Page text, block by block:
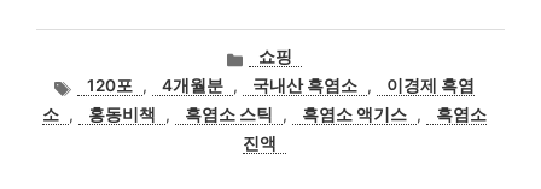
카
테
고
리
쇼핑
태
그
120포 , 4개월분 , 국내산 흑염소 ,
이경제 흑염
소 , 홍동비책 , 흑염소 스틱 , 흑염소 액기스 ,
흑염소
진액